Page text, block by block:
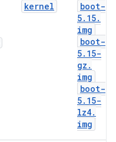
kernel
boot-
5. 15.
img
boot-
5. 15-
gz .
img
boot-
5. 15-
lz4.
img